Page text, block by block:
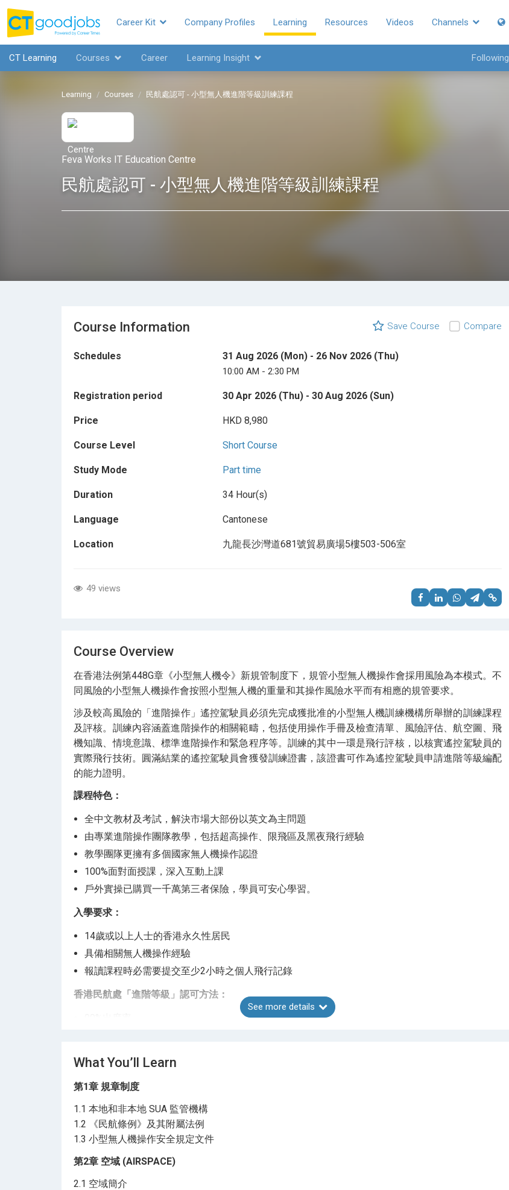
Career Kit Company Profiles Learning Resources Videos Channels
CT Learning Courses Career Learning Insight Following
Learning Courses 民航處認可 - 小型無人機進階等級訓練課程
Feva Works IT Education Centre
民航處認可 - 小型無人機進階等級訓練課程
Save Course Compare
Course Information
Schedules 31 Aug 2026 (Mon) - 26 Nov 2026 (Thu)
10:00 AM - 2:30 PM
Registration period 30 Apr 2026 (Thu) - 30 Aug 2026 (Sun)
Price HKD 8,980
Course Level Short Course
Study Mode Part time
Duration 34 Hour(s)
Language Cantonese
Location 九龍長沙灣道681號貿易廣場5樓503-506室
49 views
Course Overview
在香港法例第448G章《小型無人機令》新規管制度下，規管小型無人機操作會採用風險為本模式。不
同風險的小型無人機操作會按照小型無人機的重量和其操作風險水平而有相應的規管要求。
涉及較高風險的「進階操作」遙控駕駛員必須先完成獲批准的小型無人機訓練機構所舉辦的訓練課程
及評核。訓練內容涵蓋進階操作的相關範疇，包括使用操作手冊及檢查清單、風險評估、航空圖、飛
機知識、情境意識、標準進階操作和緊急程序等。訓練的其中一環是飛行評核，以核實遙控駕駛員的
實際飛行技術。圓滿結業的遙控駕駛員會獲發訓練證書，該證書可作為遙控駕駛員申請進階等級編配
的能力證明。
課程特色：
全中文教材及考試，解決市場大部份以英文為主問題
由專業進階操作團隊教學，包括超高操作、限飛區及黑夜飛行經驗
教學團隊更擁有多個國家無人機操作認證
100%面對面授課，深入互動上課
戶外實操已購買一千萬第三者保險，學員可安心學習。
入學要求：
14歲或以上人士的香港永久性居民
具備相關無人機操作經驗
報讀課程時必需要提交至少2小時之個人飛行記錄
香港民航處「進階等級」認可方法 ：
戶外:2天(每天約5小時)
See more details
What You’ll Learn
第1章 規章制度
1.1 本地和非本地 SUA 監管機構
1.2 《民航條例》及其附屬法例
1.3 小型無人機操作安全規定文件
第2章 空域 (AIRSPACE)
2.1 空域簡介